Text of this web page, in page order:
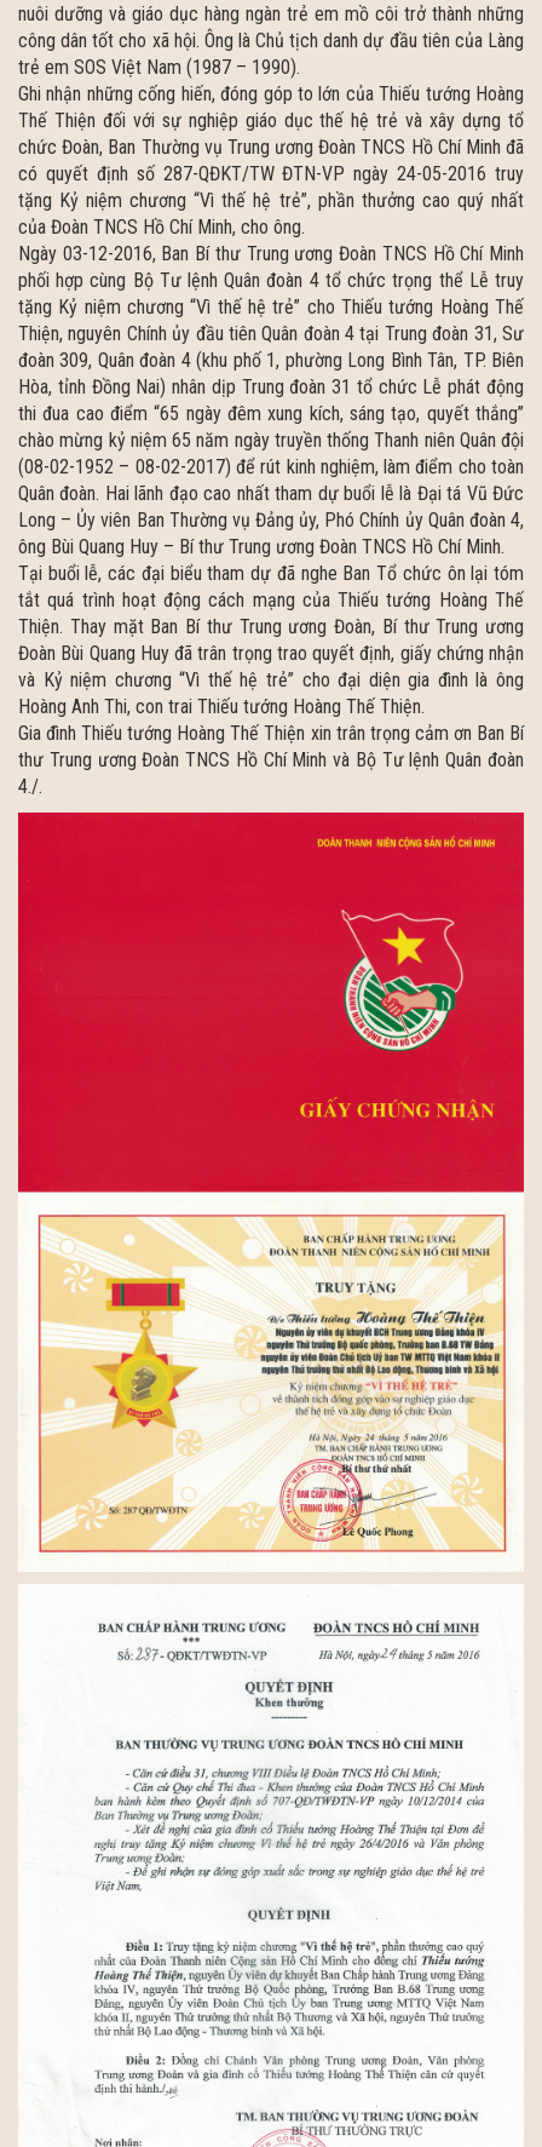
nuôi dưỡng và giáo dục hàng ngàn trẻ em mồ côi trở thành những
công dân tốt cho xã hội. Ông là Chủ tịch danh dự đầu tiên của Làng
trẻ em SOS Việt Nam (1987 – 1990).
Ghi nhận những cống hiến, đóng góp to lớn của Thiếu tướng Hoàng
Thế Thiện đối với sự nghiệp giáo dục thế hệ trẻ và xây dựng tổ
chức Đoàn, Ban Thường vụ Trung ương Đoàn TNCS Hồ Chí Minh đã
có quyết định số 287-QĐKT/TW ĐTN-VP ngày 24-05-2016 truy
tặng Kỷ niệm chương “Vì thế hệ trẻ”, phần thưởng cao quý nhất
của Đoàn TNCS Hồ Chí Minh, cho ông.
Ngày 03-12-2016, Ban Bí thư Trung ương Đoàn TNCS Hồ Chí Minh
phối hợp cùng Bộ Tư lệnh Quân đoàn 4 tổ chức trọng thể Lễ truy
tặng Kỷ niệm chương “Vì thế hệ trẻ” cho Thiếu tướng Hoàng Thế
Thiện, nguyên Chính ủy đầu tiên Quân đoàn 4 tại Trung đoàn 31, Sư
đoàn 309, Quân đoàn 4 (khu phố 1, phường Long Bình Tân, TP. Biên
Hòa, tỉnh Đồng Nai) nhân dịp Trung đoàn 31 tổ chức Lễ phát động
thi đua cao điểm “65 ngày đêm xung kích, sáng tạo, quyết thắng”
chào mừng kỷ niệm 65 năm ngày truyền thống Thanh niên Quân đội
(08-02-1952 – 08-02-2017) để rút kinh nghiệm, làm điểm cho toàn
Quân đoàn. Hai lãnh đạo cao nhất tham dự buổi lễ là Đại tá Vũ Đức
Long – Ủy viên Ban Thường vụ Đảng ủy, Phó Chính ủy Quân đoàn 4,
ông Bùi Quang Huy – Bí thư Trung ương Đoàn TNCS Hồ Chí Minh.
Tại buổi lễ, các đại biểu tham dự đã nghe Ban Tổ chức ôn lại tóm
tắt quá trình hoạt động cách mạng của Thiếu tướng Hoàng Thế
Thiện. Thay mặt Ban Bí thư Trung ương Đoàn, Bí thư Trung ương
Đoàn Bùi Quang Huy đã trân trọng trao quyết định, giấy chứng nhận
và Kỷ niệm chương “Vì thế hệ trẻ” cho đại diện gia đình là ông
Hoàng Anh Thi, con trai Thiếu tướng Hoàng Thế Thiện.
Gia đình Thiếu tướng Hoàng Thế Thiện xin trân trọng cảm ơn Ban Bí
thư Trung ương Đoàn TNCS Hồ Chí Minh và Bộ Tư lệnh Quân đoàn
4./.